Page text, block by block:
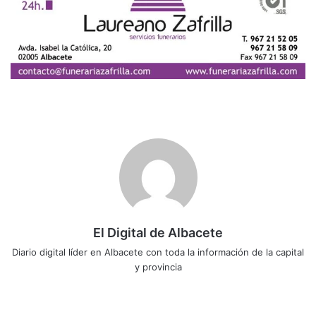
El Digital de Albacete
Diario digital líder en Albacete con toda la información de la capital
y provincia